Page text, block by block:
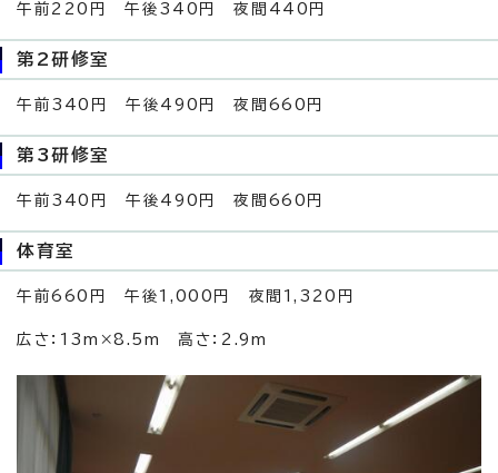
午前220円 午後340円 夜間440円
第2研修室
午前340円 午後490円 夜間660円
第3研修室
午前340円 午後490円 夜間660円
体育室
午前660円 午後1,000円 夜間1,320円
広さ：13m×8.5m 高さ：2.9m